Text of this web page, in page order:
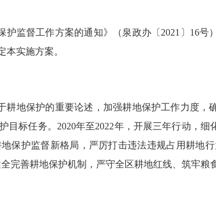
护监督工作方案的通知》（泉政办〔 2021 〕 16号
实施方案。
地保护的重要论述，加强耕地保护工作力度，
目标任务。 2020年至2022年，开展三年行动，细
保护监督新格局，严厉打击违法违规占用耕地
完善耕地保护机制，严守全区耕地红线、筑牢粮